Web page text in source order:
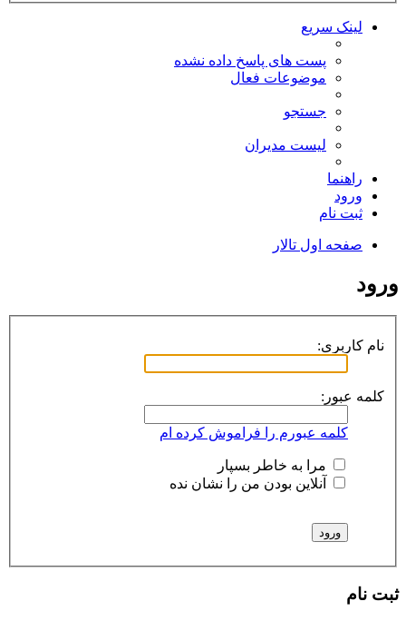
لینک سریع
پست های پاسخ داده نشده
موضوعات فعال
جستجو
لیست مدیران
راهنما
ورود
ثبت نام
صفحه اول تالار
ورود
نام کاربری:
کلمه عبور:
کلمه عبورم را فراموش کرده ام
مرا به خاطر بسپار
آنلاین بودن من را نشان نده
ثبت نام